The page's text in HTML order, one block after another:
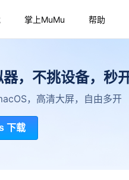
掌上MuMu 帮助
，不挑设备，秒开
，高清大屏，自由多开
下载